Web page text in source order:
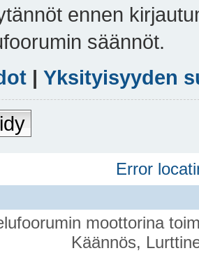
ennen
säännöt.
| Yksityisyyden
Error
moottorina
Käännös,